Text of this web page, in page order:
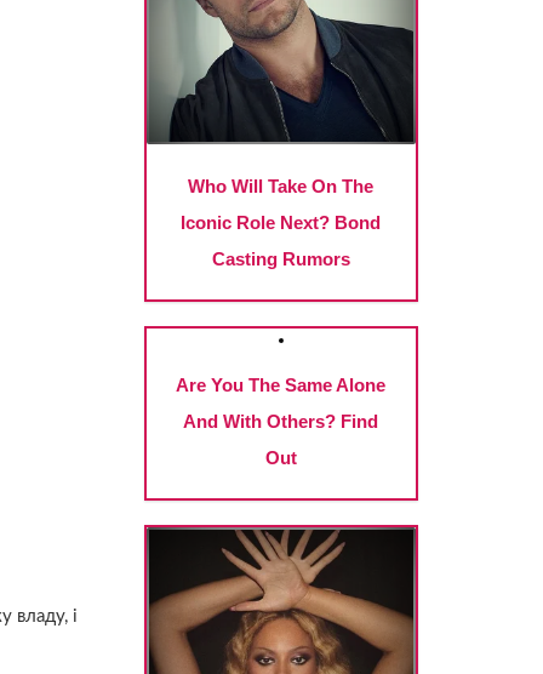
владу, і